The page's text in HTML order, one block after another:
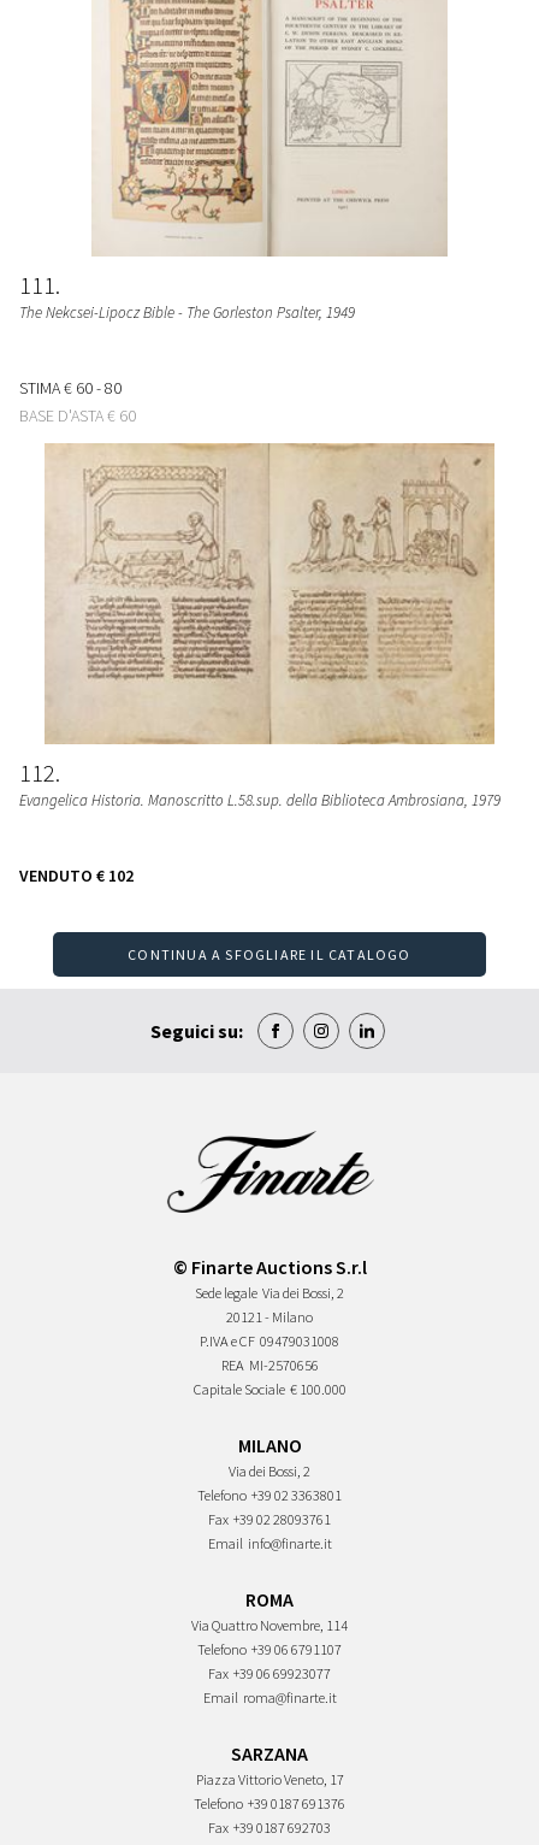
111
The Nekcsei-Lipocz Bible - The Gorleston Psalter, 1949
STIMA€ 60 - 80
BASE D'ASTA€ 60
112
Evangelica Historia. Manoscritto L.58.sup. della Biblioteca Ambrosiana, 1979
VENDUTO € 102
CONTINUA A SFOGLIARE IL CATALOGO
Seguici su:
© Finarte Auctions S.r.l
Sede legale Via dei Bossi, 2
20121 - Milano
P.IVA e CF 09479031008
REA MI-2570656
Capitale Sociale € 100.000
MILANO
Via dei Bossi, 2
Telefono +39 02 3363801
Fax +39 02 28093761
Email info@finarte.it
ROMA
Via Quattro Novembre, 114
Telefono +39 06 6791107
Fax +39 06 69923077
Email roma@finarte.it
SARZANA
Piazza Vittorio Veneto, 17
Telefono +39 0187 691376
Fax +39 0187 692703